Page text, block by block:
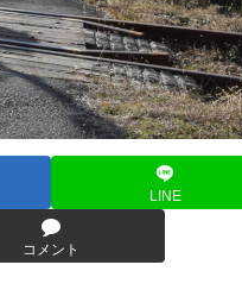
LINE
コメント